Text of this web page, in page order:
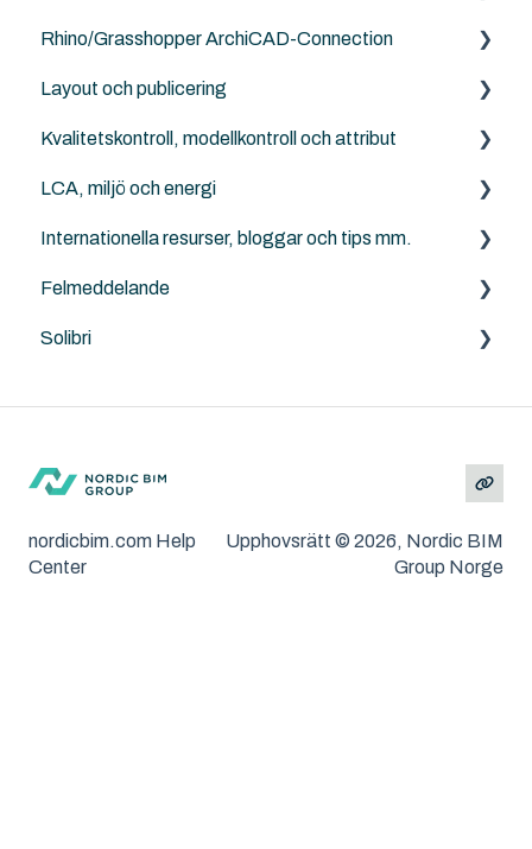
RFA
Archicad File Types (.pln, .pla, .tpl and .mod etc.)
Archicad
Rhino/Grasshopper ArchiCAD-Connection
Rhino - Grasshopper
Layout och publicering
Archicad
Kvalitetskontroll, modellkontroll och attribut
Solibri
Archicad
LCA, miljö och energi
Anavitor LCA
Internationella resurser, bloggar och tips mm.
Graphisoft
Felmeddelande
Archicad
Solibri
Felsökning
nordicbim.com Help
Center
Upphovsrätt © 2026, Nordic BIM
Group Norge